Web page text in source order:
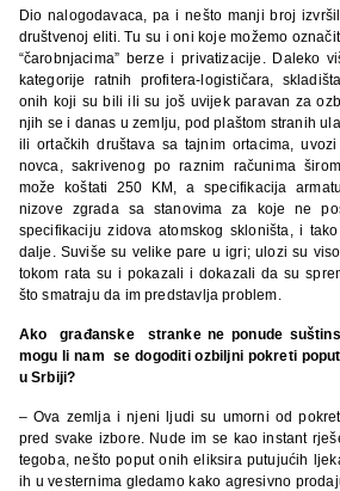
Dio nalogodavaca, pa i nešto manji broj
društvenoj eliti. Tu su i oni koje možemo
“čarobnjacima” berze i privatizacije. Daleko
kategorije ratnih profitera-logističara,
onih koji su bili ili su još uvijek paravan za
njih se i danas u zemlju, pod plaštom stranih
ili ortačkih društava sa tajnim ortacima,
novca, sakrivenog po raznim računima
može koštati 250 KM, a specifikacija
nizove zgrada sa stanovima za koje ne
specifikaciju zidova atomskog skloništa, i
dalje. Suviše su velike pare u igri; ulozi su
tokom rata su i pokazali i dokazali da su
što smatraju da im predstavlja problem.
Ako građanske stranke ne ponude
mogu li nam se dogoditi ozbiljni pokreti
u Srbiji?
– Ova zemlja i njeni ljudi su umorni od
pred svake izbore. Nude im se kao instant
tegoba, nešto poput onih eliksira putujućih
ih u vesternima gledamo kako agresivno